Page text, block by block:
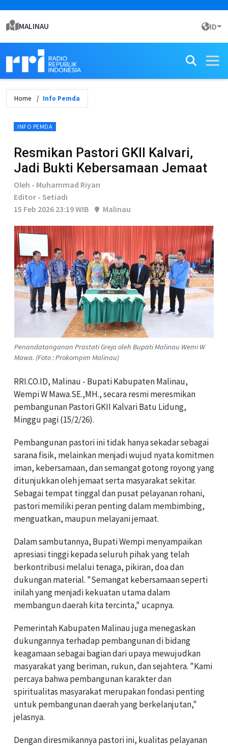
MALINAU ID
Home Info Pemda
INFO PEMDA
Resmikan Pastori GKII Kalvari,
Jadi Bukti Kebersamaan Jemaat
Oleh - Muhammad Riyan
Editor - Setiadi
15 Feb 2026 23:19 WIB
Malinau
Penandatanganan Prastati Greja oleh Bupati Malinau Wemi W
Mawa. (Foto : Prokompim Malinau)
RRI.CO.ID, Malinau - Bupati Kabupaten Malinau,
Wempi W Mawa.SE.,MH., secara resmi meresmikan
pembangunan Pastori GKII Kalvari Batu Lidung,
Minggu pagi (15/2/26).
Pembangunan pastori ini tidak hanya sekadar sebagai
sarana fisik, melainkan menjadi wujud nyata komitmen
iman, kebersamaan, dan semangat gotong royong yang
ditunjukkan oleh jemaat serta masyarakat sekitar.
Sebagai tempat tinggal dan pusat pelayanan rohani,
pastori memiliki peran penting dalam membimbing,
menguatkan, maupun melayani jemaat.
Dalam sambutannya, Bupati Wempi menyampaikan
apresiasi tinggi kepada seluruh pihak yang telah
berkontribusi melalui tenaga, pikiran, doa dan
dukungan material. "Semangat kebersamaan seperti
inilah yang menjadi kekuatan utama dalam
membangun daerah kita tercinta," ucapnya.
Pemerintah Kabupaten Malinau juga menegaskan
dukungannya terhadap pembangunan di bidang
keagamaan sebagai bagian dari upaya mewujudkan
masyarakat yang beriman, rukun, dan sejahtera. "Kami
percaya bahwa pembangunan karakter dan
spiritualitas masyarakat merupakan fondasi penting
untuk pembangunan daerah yang berkelanjutan,"
jelasnya.
Dengan diresmikannya pastori ini, kualitas pelayanan